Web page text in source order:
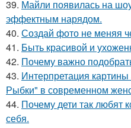
39. Майли появилась на
эффектным нарядом.
40. Создай фото не меняя
41. Быть красивой и
42. Почему важно
43. Интерпретация
Рыбки" в современном
44. Почему дети так любят
себя.